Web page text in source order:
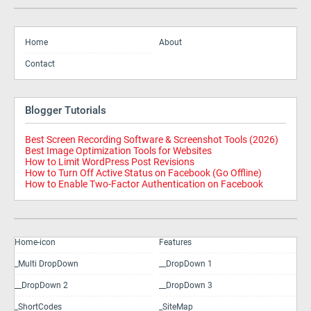
Home About
Contact
Blogger Tutorials
Best Screen Recording Software & Screenshot Tools (2026)
Best Image Optimization Tools for Websites
How to Limit WordPress Post Revisions
How to Turn Off Active Status on Facebook (Go Offline)
How to Enable Two-Factor Authentication on Facebook
Home-icon Features
_Multi DropDown __DropDown 1
__DropDown 2 __DropDown 3
_ShortCodes _SiteMap